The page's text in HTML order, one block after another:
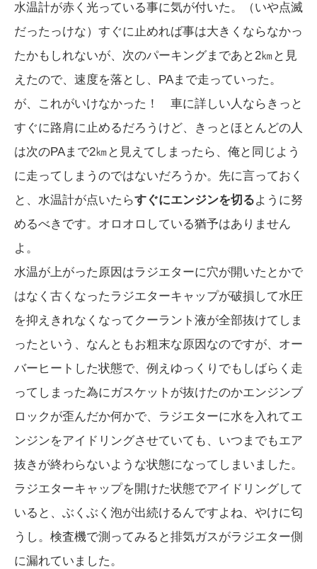
水温計が赤く光っている事に気が付いた。（いや点滅
だったっけな）すぐに止めれば事は大きくならなかっ
たかもしれないが、次のパーキングまであと2㎞と見
えたので、速度を落とし、PAまで走っていった。
が、これがいけなかった！ 車に詳しい人ならきっと
すぐに路肩に止めるだろうけど、きっとほとんどの人
は次のPAまで2㎞と見えてしまったら、俺と同じよう
に走ってしまうのではないだろうか。先に言っておく
と、水温計が点いたらすぐにエンジンを切るように努
めるべきです。オロオロしている猶予はありません
よ。
水温が上がった原因はラジエターに穴が開いたとかで
はなく古くなったラジエターキャップが破損して水圧
を抑えきれなくなってクーラント液が全部抜けてしま
ったという、なんともお粗末な原因なのですが、オー
バーヒートした状態で、例えゆっくりでもしばらく走
ってしまった為にガスケットが抜けたのかエンジンブ
ロックが歪んだか何かで、ラジエターに水を入れてエ
ンジンをアイドリングさせていても、いつまでもエア
抜きが終わらないような状態になってしまいました。
ラジエターキャップを開けた状態でアイドリングして
いると、ぶくぶく泡が出続けるんですよね、やけに匂
うし。検査機で測ってみると排気ガスがラジエター側
に漏れていました。